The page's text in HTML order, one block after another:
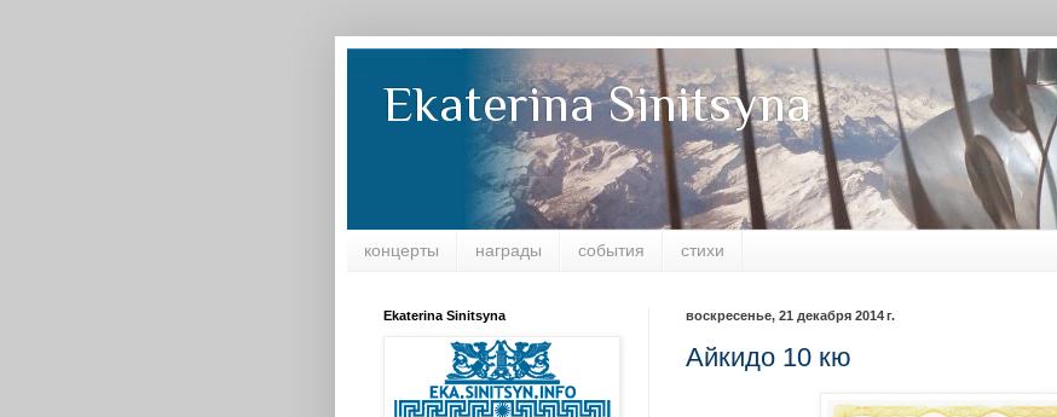
Ekaterina Sinitsyna
концерты награды события стихи
воскресенье, 21 декабря 2014 г.
Айкидо 10 кю
Ekaterina Sinitsyna